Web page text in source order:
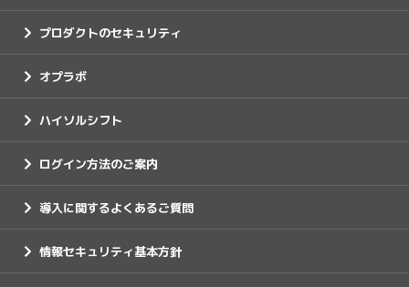
プロダクトのセキュリティ
オプラボ
ハイソルシフト
ログイン方法のご案内
導入に関するよくあるご質問
情報セキュリティ基本方針